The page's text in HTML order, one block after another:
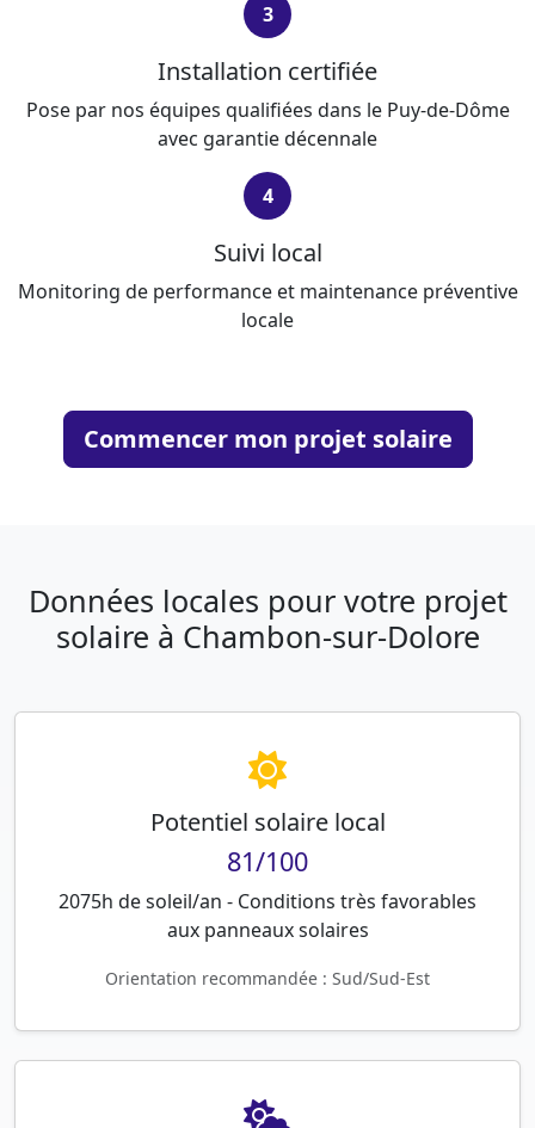
3
Installation certifiée
Pose par nos équipes qualifiées dans le Puy-de-Dôme
avec garantie décennale
4
Suivi local
Monitoring de performance et maintenance préventive
locale
Commencer mon projet solaire
Données locales pour votre projet
solaire à Chambon-sur-Dolore
Potentiel solaire local
81/100
2075h de soleil/an - Conditions très favorables
aux panneaux solaires
Orientation recommandée : Sud/Sud-Est